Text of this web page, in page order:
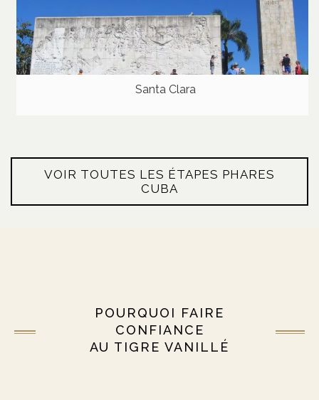
Santa Clara
VOIR TOUTES LES ÉTAPES PHARES
CUBA
POURQUOI FAIRE
CONFIANCE
AU TIGRE VANILLÉ